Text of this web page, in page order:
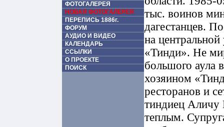
ФОТОГАЛЕРЕЯ
НОВАЯ ФОТОГАЛЕРЕЯ
ПЕРЕПИСЬ 1886г.
ФОРУМ
АУДИО И ВИДЕО
КАЛЕНДАРЬ
ССЫЛКИ
О ПРОЕКТЕ
ПОИСК
тыс. воинов
дагестанцев.
на
«Тинди». Не
большого аула
хозяином
ресторанов и
тиндиец
теплым.